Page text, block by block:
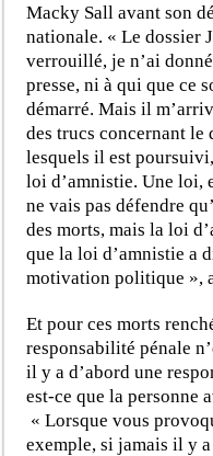
Macky Sall avant son
nationale. « Le dossier
verrouillé, je n’ai
presse, ni à qui que ce
démarré. Mais il
des trucs concernant
lesquels il est
loi d’amnistie. Une loi,
ne vais pas défendre
des morts, mais la loi
que la loi d’amnistie a
motivation politique »,
Et pour ces morts
responsabilité pénale
il y a d’abord une
est-ce que la personne
« Lorsque vous
exemple, si jamais il y